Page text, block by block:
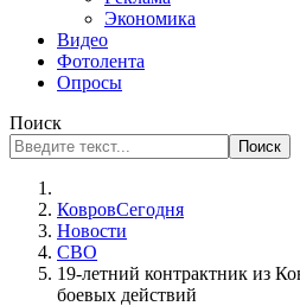
Экономика
Видео
Фотолента
Опросы
Поиск
Поиск
КовровСегодня
Новости
СВО
19-летний контрактник из
боевых действий